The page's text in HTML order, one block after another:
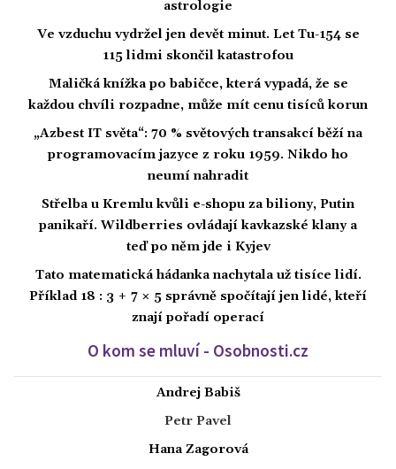
astrologie
Ve vzduchu vydržel jen devět minut. Let Tu-154 se
115 lidmi skončil katastrofou
Maličká knížka po babičce, která vypadá, že se
každou chvíli rozpadne, může mít cenu tisíců korun
„Azbest IT světa“: 70 % světových transakcí běží na
programovacím jazyce z roku 1959. Nikdo ho
neumí nahradit
Střelba u Kremlu kvůli e-shopu za biliony, Putin
panikaří. Wildberries ovládají kavkazské klany a
teď po něm jde i Kyjev
Tato matematická hádanka nachytala už tisíce lidí.
Příklad 18 : 3 + 7 × 5 správně spočítají jen lidé, kteří
znají pořadí operací
O kom se mluví - Osobnosti.cz
Andrej Babiš
Petr Pavel
Hana Zagorová